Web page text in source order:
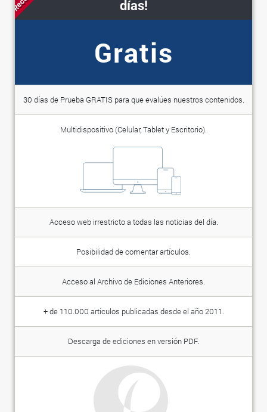
días!
Gratis
30 días de Prueba GRATIS para que evalúes nuestros contenidos.
Multidispositivo (Celular, Tablet y Escritorio).
Acceso web irrestricto a todas las noticias del día.
Posibilidad de comentar artículos.
Acceso al Archivo de Ediciones Anteriores.
+ de 110.000 artículos publicadas desde el año 2011.
Descarga de ediciones en versión PDF.